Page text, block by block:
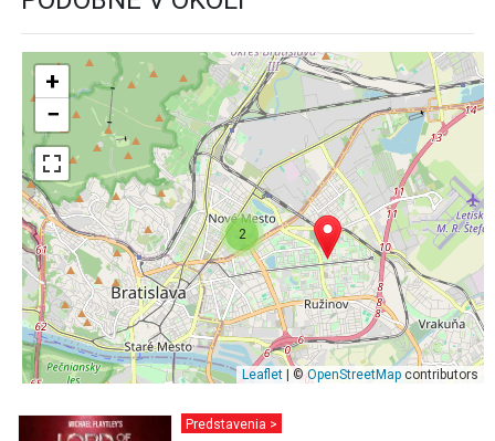
2
+
−
Leaflet | ©OpenStreetMap contributors
Predstavenia >